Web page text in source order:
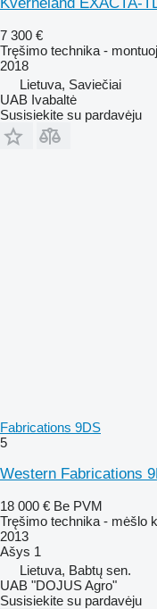
7 300 €
Tręšimo technika -
2018
Lietuva, Saviečiai
UAB Ivabaltė
Susisiekite su pardavėju
Fabrications 9DS
5
Western Fabrications
18 000 € Be PVM
Tręšimo technika - mėšlo
2013
Ašys 1
Lietuva, Babtų sen.
UAB "DOJUS Agro"
Susisiekite su pardavėju